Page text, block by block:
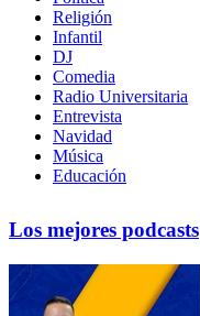
Religión
Infantil
DJ
Comedia
Radio Universitaria
Entrevista
Navidad
Música
Educación
Los mejores podcasts